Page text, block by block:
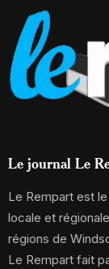
Le journal Le
Le Rempart est
locale et
régions de
Le Rempart fait